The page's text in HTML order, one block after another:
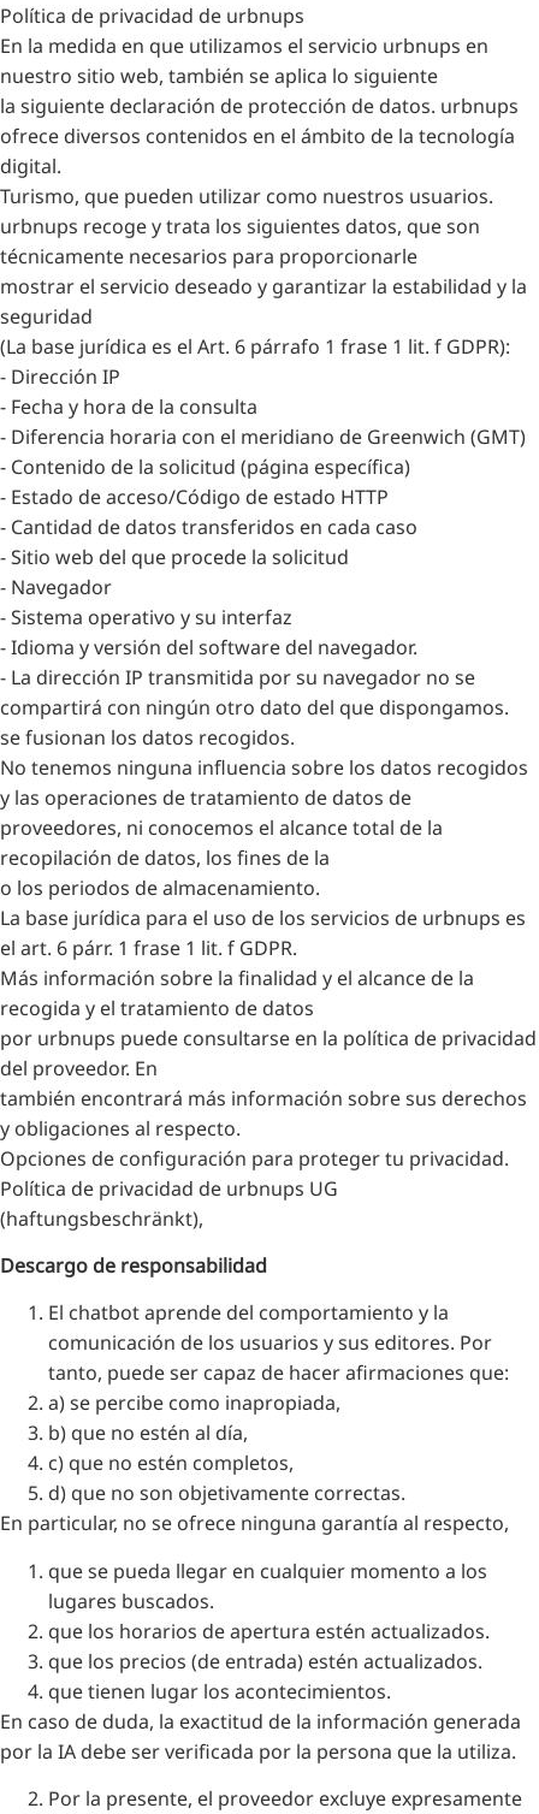
Política de privacidad de urbnups
En la medida en que utilizamos el servicio urbnups en
nuestro sitio web, también se aplica lo siguiente
la siguiente declaración de protección de datos. urbnups
ofrece diversos contenidos en el ámbito de la tecnología
digital.
Turismo, que pueden utilizar como nuestros usuarios.
urbnups recoge y trata los siguientes datos, que son
técnicamente necesarios para proporcionarle
mostrar el servicio deseado y garantizar la estabilidad y la
seguridad
(La base jurídica es el Art. 6 párrafo 1 frase 1 lit. f GDPR):
- Dirección IP
- Fecha y hora de la consulta
- Diferencia horaria con el meridiano de Greenwich (GMT)
- Contenido de la solicitud (página específica)
- Estado de acceso/Código de estado HTTP
- Cantidad de datos transferidos en cada caso
- Sitio web del que procede la solicitud
- Navegador
- Sistema operativo y su interfaz
- Idioma y versión del software del navegador.
- La dirección IP transmitida por su navegador no se
compartirá con ningún otro dato del que dispongamos.
se fusionan los datos recogidos.
No tenemos ninguna influencia sobre los datos recogidos
y las operaciones de tratamiento de datos de
proveedores, ni conocemos el alcance total de la
recopilación de datos, los fines de la
o los periodos de almacenamiento.
La base jurídica para el uso de los servicios de urbnups es
el art. 6 párr. 1 frase 1 lit. f GDPR.
Más información sobre la finalidad y el alcance de la
recogida y el tratamiento de datos
por urbnups puede consultarse en la política de privacidad
del proveedor. En
también encontrará más información sobre sus derechos
y obligaciones al respecto.
Opciones de configuración para proteger tu privacidad.
Política de privacidad de urbnups UG
(haftungsbeschränkt),
Descargo de responsabilidad
El chatbot aprende del comportamiento y la
comunicación de los usuarios y sus editores. Por
tanto, puede ser capaz de hacer afirmaciones que:
a) se percibe como inapropiada,
b) que no estén al día,
c) que no estén completos,
d) que no son objetivamente correctas.
En particular, no se ofrece ninguna garantía al respecto,
que se pueda llegar en cualquier momento a los
lugares buscados.
que los horarios de apertura estén actualizados.
que los precios (de entrada) estén actualizados.
que tienen lugar los acontecimientos.
En caso de duda, la exactitud de la información generada
por la IA debe ser verificada por la persona que la utiliza.
Por la presente, el proveedor excluye expresamente